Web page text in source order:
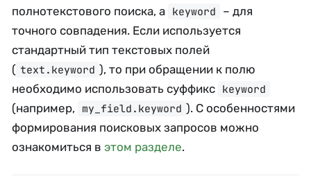
полнотекстового поиска, а keyword
– для
точного совпадения. Если используется
стандартный тип текстовых полей
( text.keyword ), то при обращении к полю
необходимо использовать суффикс keyword
(например, my_field.keyword ). С особенностями
формирования поисковых запросов можно
ознакомиться в этом разделе.